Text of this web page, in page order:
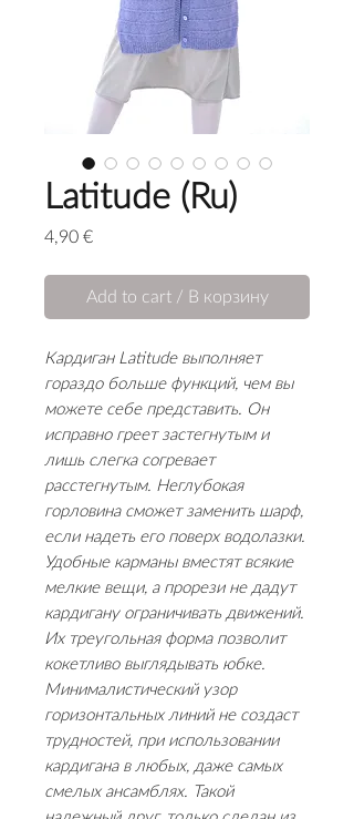
Latitude (Ru)
4,90 €Price
Add to cart / В корзину
Кардиган Latitude выполняет
гораздо больше функций, чем вы
можете себе представить. Он
исправно греет застегнутым и
лишь слегка согревает
расстегнутым. Неглубокая
горловина сможет заменить шарф,
если надеть его поверх водолазки.
Удобные карманы вместят всякие
мелкие вещи, а прорези не дадут
кардигану ограничивать движений.
Их треугольная форма позволит
кокетливо выглядывать юбке.
Минималистический узор
горизонтальных линий не создаст
трудностей, при использовании
кардигана в любых, даже самых
смелых ансамблях. Такой